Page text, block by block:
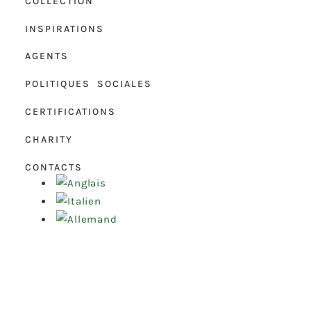
INSPIRATIONS
AGENTS
POLITIQUES SOCIALES
CERTIFICATIONS
CHARITY
CONTACTS